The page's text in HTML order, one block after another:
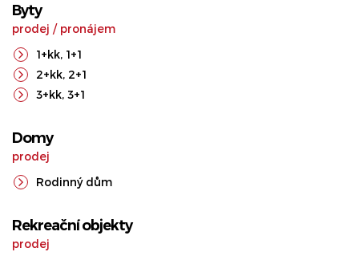
Byty
prodej / pronájem
1+kk, 1+1
2+kk, 2+1
3+kk, 3+1
Domy
prodej
Rodinný dům
Rekreační objekty
prodej